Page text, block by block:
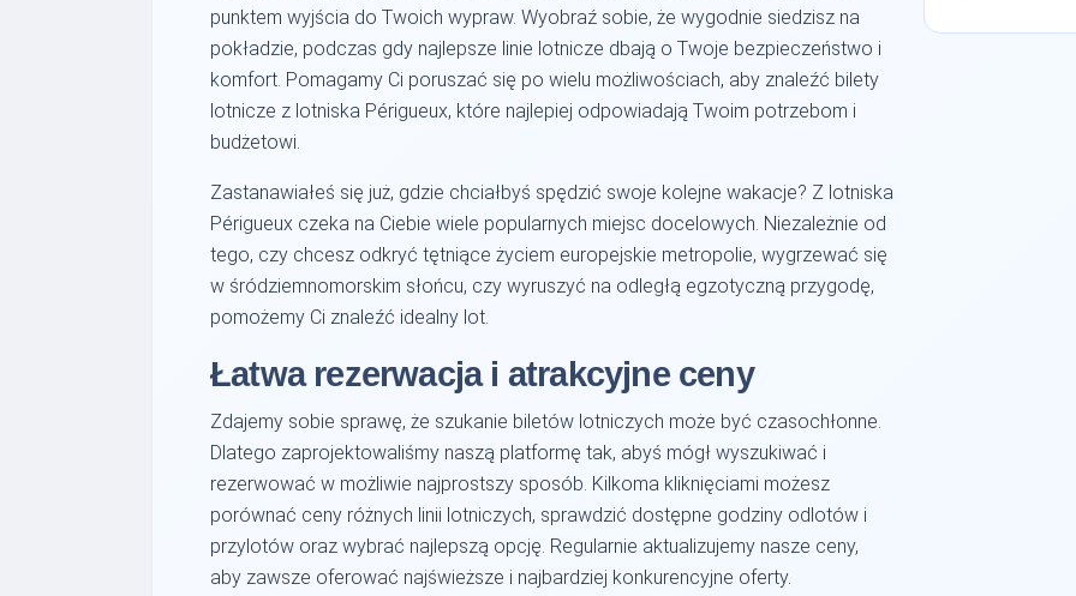
punktem wyjścia do Twoich wypraw. Wyobraź sobie, że wygodnie siedzisz na
pokładzie, podczas gdy najlepsze linie lotnicze dbają o Twoje bezpieczeństwo i
komfort. Pomagamy Ci poruszać się po wielu możliwościach, aby znaleźć bilety
lotnicze z lotniska Périgueux, które najlepiej odpowiadają Twoim potrzebom i
budżetowi.
Zastanawiałeś się już, gdzie chciałbyś spędzić swoje kolejne wakacje? Z lotniska
Périgueux czeka na Ciebie wiele popularnych miejsc docelowych. Niezależnie od
tego, czy chcesz odkryć tętniące życiem europejskie metropolie, wygrzewać się
w śródziemnomorskim słońcu, czy wyruszyć na odległą egzotyczną przygodę,
pomożemy Ci znaleźć idealny lot.
Łatwa rezerwacja i atrakcyjne ceny
Zdajemy sobie sprawę, że szukanie biletów lotniczych może być czasochłonne.
Dlatego zaprojektowaliśmy naszą platformę tak, abyś mógł wyszukiwać i
rezerwować w możliwie najprostszy sposób. Kilkoma kliknięciami możesz
porównać ceny różnych linii lotniczych, sprawdzić dostępne godziny odlotów i
przylotów oraz wybrać najlepszą opcję. Regularnie aktualizujemy nasze ceny,
aby zawsze oferować najświeższe i najbardziej konkurencyjne oferty.